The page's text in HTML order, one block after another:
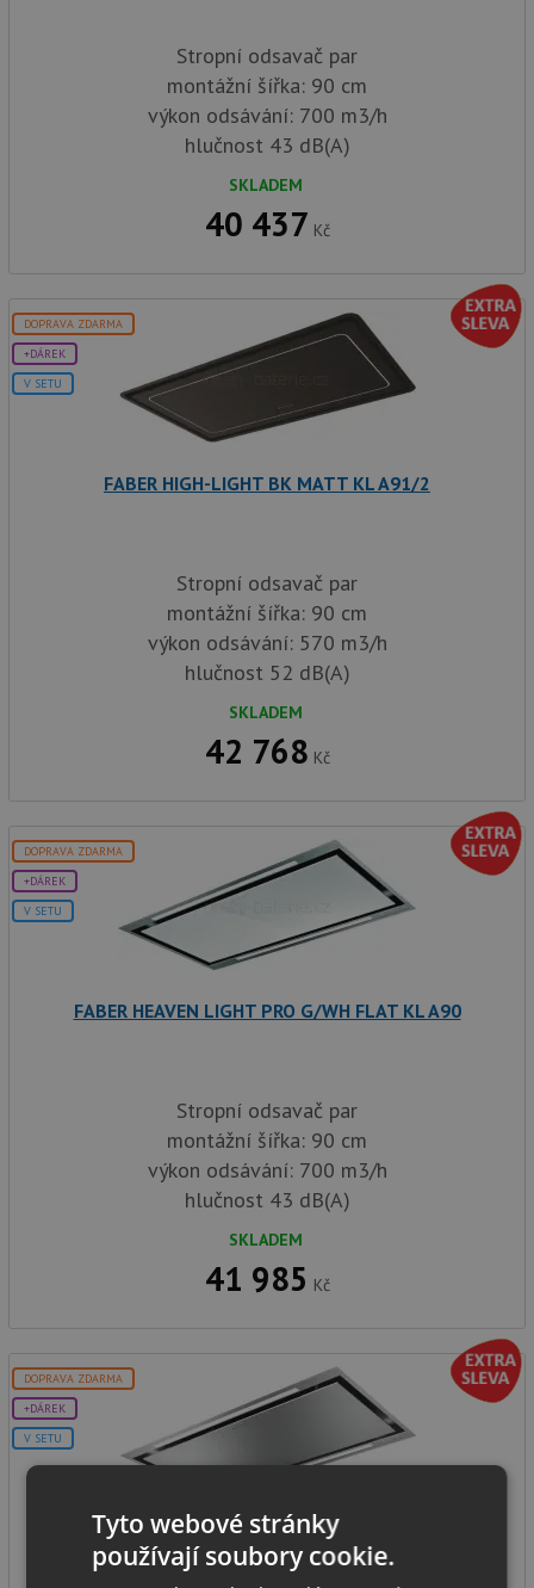
Stropní odsavač par
montážní šířka: 90 cm
výkon odsávání: 700 m3/h
hlučnost 43 dB(A)
SKLADEM
40 437 Kč
DOPRAVA ZDARMA
+DÁREK
V SETU
FABER HIGH-LIGHT BK MATT KL A91/2
Stropní odsavač par
montážní šířka: 90 cm
výkon odsávání: 570 m3/h
hlučnost 52 dB(A)
SKLADEM
42 768 Kč
DOPRAVA ZDARMA
+DÁREK
V SETU
FABER HEAVEN LIGHT PRO G/WH FLAT KL A90
Stropní odsavač par
montážní šířka: 90 cm
výkon odsávání: 700 m3/h
hlučnost 43 dB(A)
SKLADEM
41 985 Kč
DOPRAVA ZDARMA
+DÁREK
V SETU
FABER HEAVEN LIGHT PRO X FLAT KL A90
Tyto webové stránky
používají soubory cookie.